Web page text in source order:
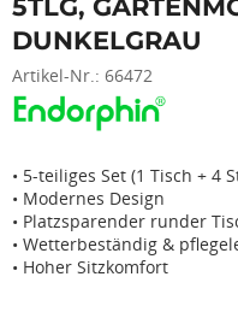
5TLG,
DUNKELGRAU
Artikel-Nr.: 66472
• 5-teiliges Set (1 Tisch + 4
• Modernes Design
• Platzsparender runder
• Wetterbeständig &
• Hoher Sitzkomfort